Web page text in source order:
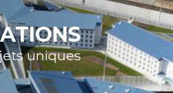
uniques